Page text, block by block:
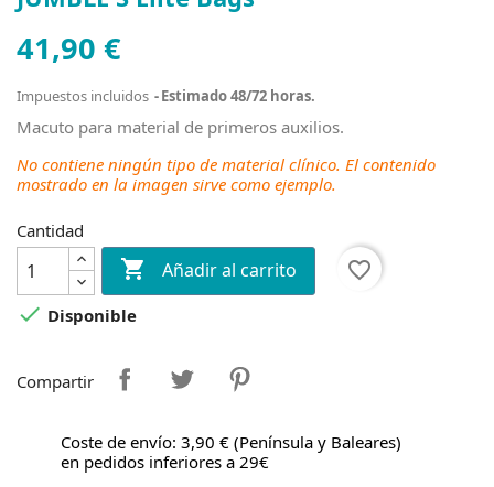
41,90 €
Impuestos incluidos Estimado 48/72 horas.
Macuto para material de primeros auxilios.
No contiene ningún tipo de material clínico. El contenido
mostrado en la imagen sirve como ejemplo.
Cantidad
 Añadir al carrito
favorite_border
 Disponible
Compartir
Coste de envío: 3,90 € (Península y Baleares)
en pedidos inferiores a 29€